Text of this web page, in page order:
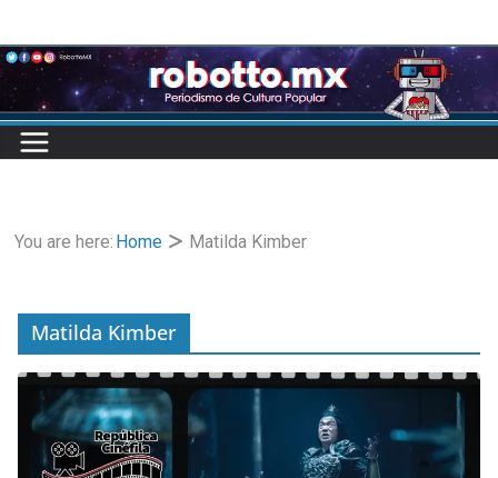
to
content
You are here: Home Matilda Kimber
Matilda Kimber